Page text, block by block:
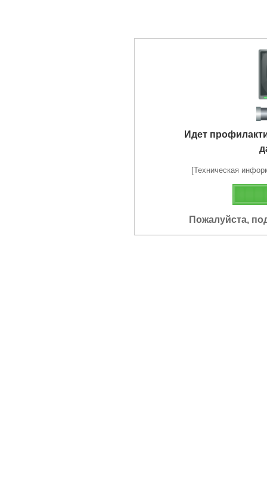
Идет
[Техническая
Пожалуйста,